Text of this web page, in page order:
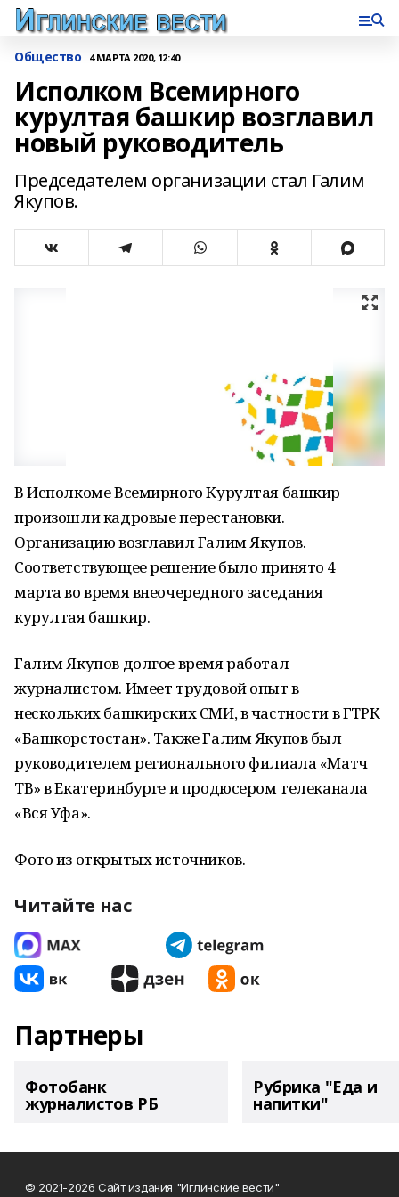
Общество 4 МАРТА 2020, 12:40
Исполком Всемирного
курултая башкир возглавил
новый руководитель
Председателем организации стал Галим
Якупов.
В Исполкоме Всемирного Курултая башкир
произошли кадровые перестановки.
Организацию возглавил Галим Якупов.
Соответствующее решение было принято 4
марта во время внеочередного заседания
курултая башкир.
Галим Якупов долгое время работал
журналистом. Имеет трудовой опыт в
нескольких башкирских СМИ, в частности в ГТРК
«Башкорстостан». Также Галим Якупов был
руководителем регионального филиала «Матч
ТВ» в Екатеринбурге и продюсером телеканала
«Вся Уфа».
Фото из открытых источников.
Читайте нас
Партнеры
Фотобанк
журналистов РБ
Рубрика "Еда и
напитки"
© 2021-2026 Сайт издания "Иглинские вести"